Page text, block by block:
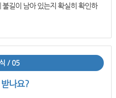
길이 남아 있는지 확실히 확인하
/ 05
나요?